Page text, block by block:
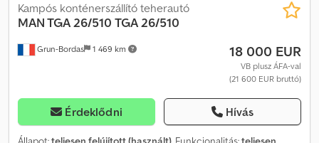
Grun-Bordas 1 469 km
Kampós konténerszállító teherautó
MAN TGA 26/510 TGA 26/510
18 000 EUR
VB plusz ÁFA-val
(21 600 EUR bruttó)
Érdeklődni Hívás